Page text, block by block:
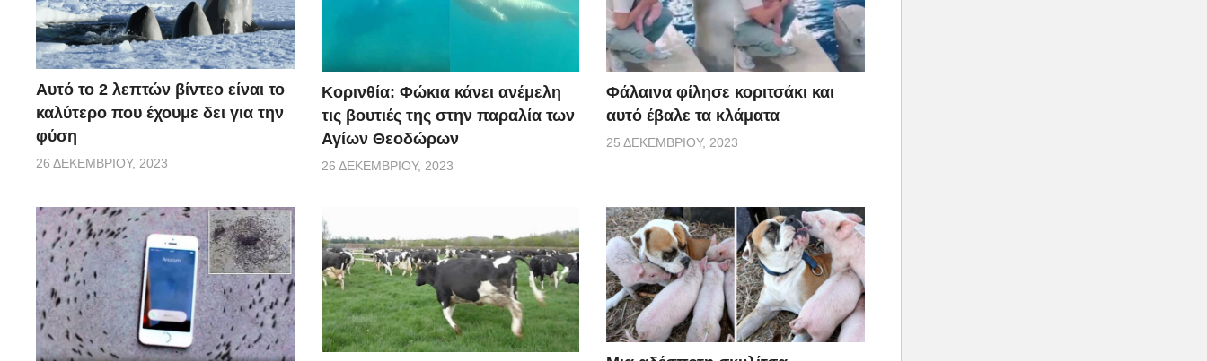
Αυτό το 2 λεπτών βίντεο είναι το
καλύτερο που έχουμε δει για την
φύση
26 ΔΕΚΕΜΒΡΊΟΥ, 2023
Κορινθία: Φώκια κάνει ανέμελη
τις βουτιές της στην παραλία των
Αγίων Θεοδώρων
26 ΔΕΚΕΜΒΡΊΟΥ, 2023
Φάλαινα φίλησε κοριτσάκι και
αυτό έβαλε τα κλάματα
25 ΔΕΚΕΜΒΡΊΟΥ, 2023